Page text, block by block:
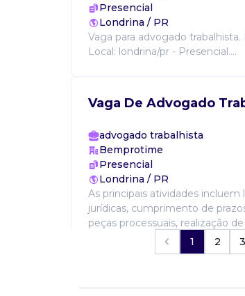
Presencial
Londrina / PR
Vaga para advogado
Local: londrina/pr - Presencial....
Vaga De Advogado
advogado trabalhista
Bemprotime
Presencial
Londrina / PR
As principais atividades
jurídicas, cumprimento de
peças processuais, realização
1 2 3